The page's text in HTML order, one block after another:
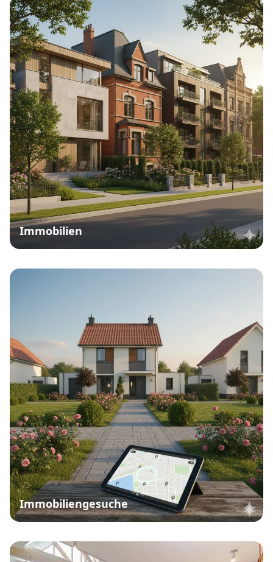
Immobilien
Immobiliengesuche